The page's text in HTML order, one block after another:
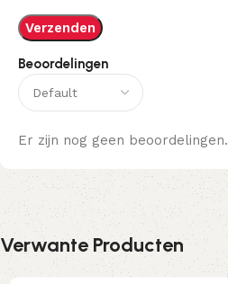
Beoordelingen
Er zijn nog geen beoordelingen.
Verwante Producten